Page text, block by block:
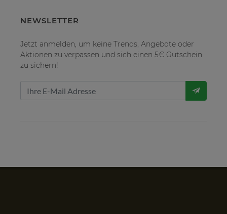
NEWSLETTER
Jetzt anmelden, um keine Trends, Angebote oder
Aktionen zu verpassen und sich einen 5€ Gutschein
zu sichern!